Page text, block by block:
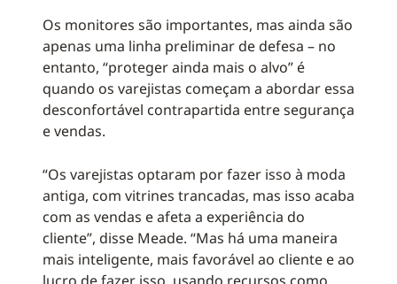
Os monitores são importantes, mas ainda são
apenas uma linha preliminar de defesa – no
entanto, “proteger ainda mais o alvo” é
quando os varejistas começam a abordar essa
desconfortável contrapartida entre segurança
e vendas.
“Os varejistas optaram por fazer isso à moda
antiga, com vitrines trancadas, mas isso acaba
com as vendas e afeta a experiência do
cliente”, disse Meade. “Mas há uma maneira
mais inteligente, mais favorável ao cliente e ao